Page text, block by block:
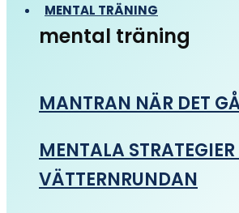
MENTAL TRÄNING
mental träning
MANTRAN NÄR DET
MENTALA STRATEGIER
VÄTTERNRUNDAN